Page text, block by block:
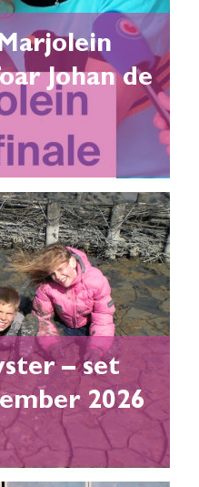
Johan de
– set
2026